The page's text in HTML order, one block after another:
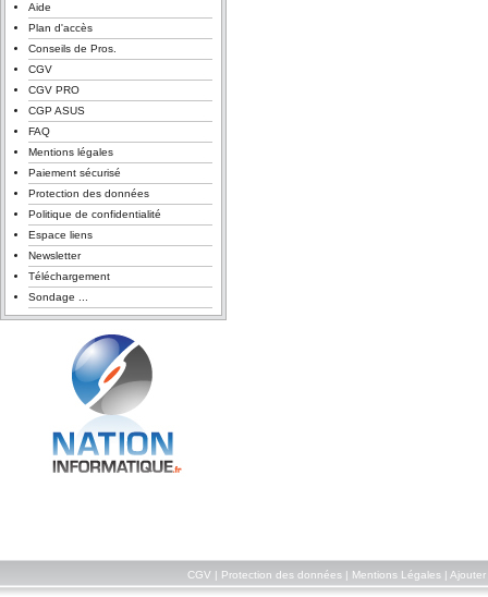
Aide
Plan d'accès
Conseils de Pros.
CGV
CGV PRO
CGP ASUS
FAQ
Mentions légales
Paiement sécurisé
Protection des données
Politique de confidentialité
Espace liens
Newsletter
Téléchargement
Sondage ...
CGV Protection des données| Mentions Légales| Ajouter